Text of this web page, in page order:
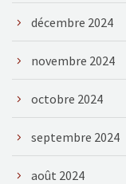
décembre 2024
novembre 2024
octobre 2024
septembre 2024
août 2024